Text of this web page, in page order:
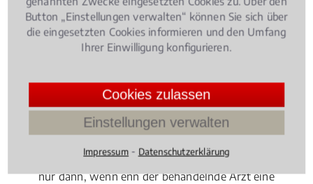
Schwerstkranke Patienten können von ihrer
Krankenkasse unter bestimmten Voraussetzungen
verlangen – nach einem aktuellen Gerichtsurteil aber
nur dann, wenn enn der behandelnde Arzt eine
Button „Einstellungen verwalten“ können Sie sich über
die eingesetzten Cookies informieren und den Umfang
Ihrer Einwilligung konfigurieren.
Cookies zulassen
Einstellungen verwalten
Impressum ⁃ Datenschutzerklärung